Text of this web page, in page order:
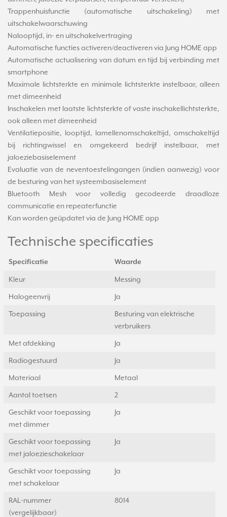
Trappenhuisfunctie (automatische uitschakeling) met
uitschakelwaarschuwing
Nalooptijd, in- en uitschakelvertraging
Automatische functies activeren/deactiveren via Jung HOME app
Automatische actualisering van datum en tijd bij verbinding met
smartphone
Maximale lichtsterkte en minimale lichtsterkte instelbaar, alleen
met dimeenheid
Inschakelen met laatste lichtsterkte of vaste inschakellichtsterkte,
ook alleen met dimeenheid
Ventilatiepositie, looptijd, lamellenomschakeltijd, omschakeltijd
bij richtingwissel en omgekeerd bedrijf instelbaar, met
jaloeziebasiselement
Evaluatie van de neventoestelingangen (indien aanwezig) voor
de besturing van het systeembasiselement
Bluetooth Mesh voor volledig gecodeerde draadloze
communicatie en repeaterfunctie
Kan worden geüpdatet via de Jung HOME app
Technische specificaties
Specificatie Waarde
Kleur Messing
Halogeenvrij Ja
Toepassing
Besturing van elektrische
verbruikers
Met afdekking Ja
Radiogestuurd Ja
Materiaal Metaal
Aantal toetsen 2
Geschikt voor toepassing
met dimmer
Ja
Geschikt voor toepassing
met jaloezieschakelaar
Ja
Geschikt voor toepassing
met schakelaar
Ja
RAL-nummer
(vergelijkbaar)
8014